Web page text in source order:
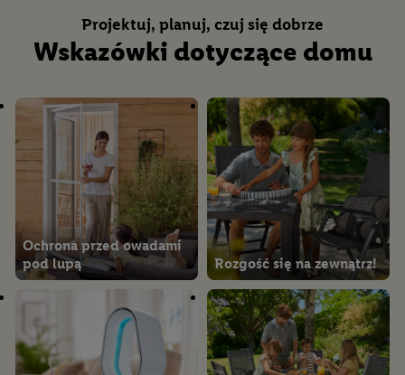
Multimedia i
technologia
dziecięcy
Projektuj, planuj, czuj się dobrze
Wskazówki dotyczące domu
Ochrona przed owadami
pod lupą
Rozgość się na zewnątrz!